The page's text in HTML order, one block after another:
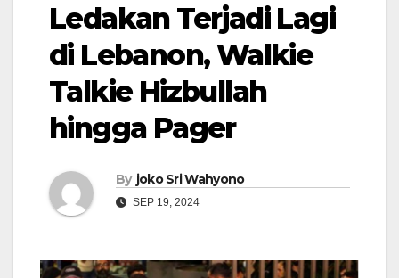
Ledakan Terjadi Lagi
di Lebanon, Walkie
Talkie Hizbullah
hingga Pager
By joko Sri Wahyono
SEP 19, 2024